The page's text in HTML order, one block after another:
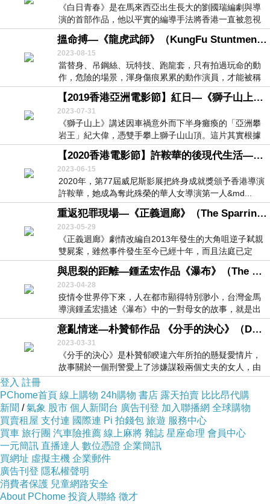
《白日青春》是在馬來西亞出生長大的劉國瑞編劇與導
演的首部作品，他以平實的編導手法將香港一直被忽視
的難...
搵命搏—《龍虎武師》（KungFu Stuntmen）（2020）
2023-08-15
當替身、吊鋼絲、玩特技、跑龍套，只有拍過玩命的動
作，危險的場景，渾身傷痕累累的動作演員，才能被稱
作「...
【2019香港亞洲電影節】紅日—《獅子山上》（Lion Rock）
2023-07-31
《獅子山上》講述因車禍意外而下半身癱瘓的「亞洲攀
岩王」紀大偉，憑雙手攀上獅子山山頂。這片其實根據
「包...
【2020香港電影節】許鞍華的後現代生活—文念中紀錄片《好好拍電影》（Keep Rolling）
2023-06-15
2020年，第77屆威尼斯影展把終身成就獎頒予香港導演
許鞍華，她成為奪此殊榮的華人女導演第一人&md...
重返犯罪現場—《正義迴廊》（The Sparring Partner）（2022）
2023-05-29
《正義迴廊》劇情改編自2013年發生的大角咀逆子弒親
雙屍案，雖然事件發生至今已經十年，而且法庭已定
案...
與思裂的距離—鍾孟宏作品《瀑布》（The Falls）（2021）
2023-04-28
疫情令世界停下來，人在都市顯得特別渺小，台灣金馬
導演鍾孟宏描述《瀑布》中的一對母女的故事，就是出
於這...
意亂情迷—朴贊郁作品 《分手的決心》（Decision to Leave）（2022）
2023-03-31
《分手的決心》是朴贊郁睽違六年所拍的懸疑愛情片，
故事關於一個刑警愛上了涉嫌謀殺兩個丈夫的女人，由
湯唯...
登入 註冊
PChome首頁 線上購物 24h購物 書店 露天拍賣 比比昂代購
新聞 /氣象 股市 個人新聞台 廣告刊登 加入聯播網 全球購物
買賣租屋 支付連 國際連 Pi 拍錢包 旅遊 服務中心
買車 旅行團 汽車險推薦 線上麻將 雜誌 星座命理 會員中心
一元簡訊 直播達人 數位憑證 企業簡訊
買網址 虛擬主機 企業郵件
廣告刊登 隱私權聲明
消費者保護 兒童網路安全
About PChome 投資人聯絡 徵才